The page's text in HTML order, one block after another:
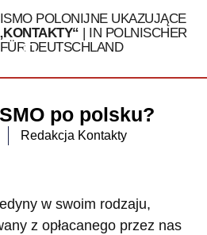
POLONIJNE UKAZUJĄCE
| IN POLNISCHER
DEUTSCHLAND
Tel. 030 / 324 16 32
po polsku?
Redakcja Kontakty
w swoim rodzaju,
z opłacanego przez nas